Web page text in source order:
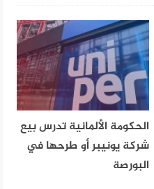
الحكومة الألمانية تدرس بيع
شركة يونيبر أو طرحها في
البورصة